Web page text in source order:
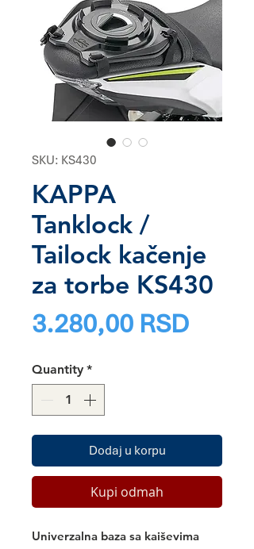
SKU: KS430
KAPPA
Tanklock /
Tailock kačenje
za torbe KS430
3.280,00 RSDPrice
Quantity *
Dodaj u korpu
Kupi odmah
Univerzalna baza sa kaiševima